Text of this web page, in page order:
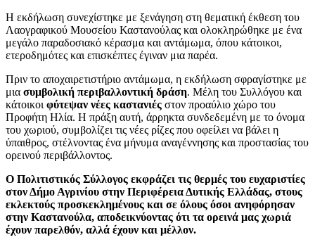
Η εκδήλωση συνεχίστηκε με ξενάγηση στη θεματική έκθεση του
Λαογραφικού Μουσείου Καστανούλας και ολοκληρώθηκε με ένα
μεγάλο παραδοσιακό κέρασμα και αντάμωμα, όπου κάτοικοι,
ετεροδημότες και επισκέπτες έγιναν μια παρέα.
Πριν το αποχαιρετιστήριο αντάμωμα, η εκδήλωση σφραγίστηκε με
μια συμβολική περιβαλλοντική δράση. Μέλη του Συλλόγου και
κάτοικοι φύτεψαν νέες καστανιές στον προαύλιο χώρο του
Προφήτη Ηλία. Η πράξη αυτή, άρρηκτα συνδεδεμένη με το όνομα
του χωριού, συμβολίζει τις νέες ρίζες που οφείλει να βάλει η
ύπαιθρος, στέλνοντας ένα μήνυμα αναγέννησης και προστασίας του
ορεινού περιβάλλοντος.
Ο Πολιτιστικός Σύλλογος εκφράζει τις θερμές του ευχαριστίες
στον Δήμο Αγρινίου στην Περιφέρεια Δυτικής Ελλάδας, στους
εκλεκτούς προσκεκλημένους και σε όλους όσοι ανηφόρησαν
στην Καστανούλα, αποδεικνύοντας ότι τα ορεινά μας χωριά
έχουν παρελθόν, αλλά έχουν και μέλλον.